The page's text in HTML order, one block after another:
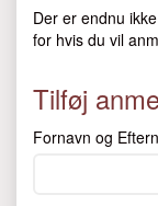
Der er endnu
for hvis du vil
Tilføj
Fornavn og